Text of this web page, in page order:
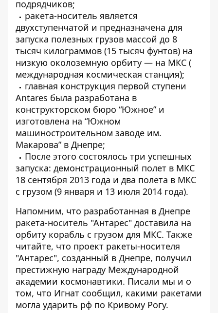
подрядчиков;
ракета-носитель является
двухступенчатой ​​и предназначена для
запуска полезных грузов массой до 8
тысяч килограммов (15 тысяч фунтов) на
низкую околоземную орбиту — на МКС (
международная космическая станция);
главная конструкция первой ступени
Antares была разработана в
конструкторском бюро “Южное” и
изготовлена ​​на “Южном
машиностроительном заводе им.
Макарова” в Днепре;
После этого состоялось три успешных
запуска: демонстрационный полет в МКС
18 сентября 2013 года и два полета в МКС
с грузом (9 января и 13 июля 2014 года).
Напомним, что разработанная в Днепре
ракета-носитель "Антарес" доставила на
орбиту корабль с грузом для МКС. Также
читайте, что проект ракеты-носителя
"Антарес", созданный в Днепре, получил
престижную награду Международной
академии космонавтики. Писали мы и о
том, что Игнат сообщил, какими ракетами
могла ударить рф по Кривому Рогу.